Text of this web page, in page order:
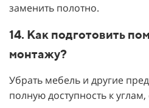
заменить полотно.
14. Как подготовить
монтажу?
Убрать мебель и другие
полную доступность к углам,